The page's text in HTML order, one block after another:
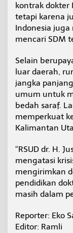
kontrak dokter
tetapi karena
Indonesia
mencari SDM
Selain
luar daerah,
jangka
umum untuk
bedah saraf.
memperkuat
Kalimantan
“RSUD dr. H.
mengatasi
mengirimkan
pendidikan
masih dalam
Reporter: Eko
Editor: Ramli